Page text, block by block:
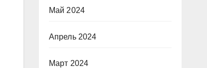
Май 2024
Апрель 2024
Март 2024